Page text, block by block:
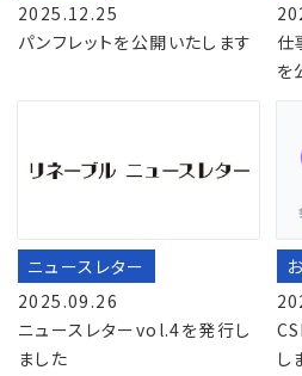
2025.12.25
パンフレットを公開いたします
仕
を
ニュースレター
2025.09.26
ニュースレターvol.4を発行し
ました
し